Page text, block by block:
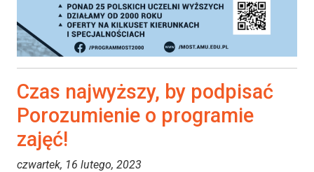
Czas najwyższy, by podpisać
Porozumienie o programie
zajęć!
czwartek, 16 lutego, 2023